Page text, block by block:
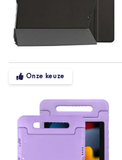
Onze keuze